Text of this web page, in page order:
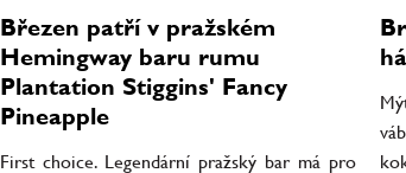
Březen patří v pražském
Hemingway baru rumu
Plantation Stiggins' Fancy
Pineapple
First choice. Legendární pražský bar má pro